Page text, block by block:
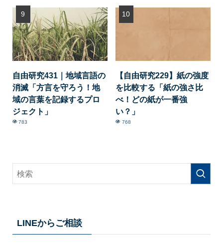
自由研究431｜地域言語の
消滅「方言を守ろう！地
域の言葉を記録するプロ
ジェクト」
783
【自由研究229】紙の強度
を比較する「紙の強さ比
べ！どの紙が一番強
い？」
768
LINEからご相談